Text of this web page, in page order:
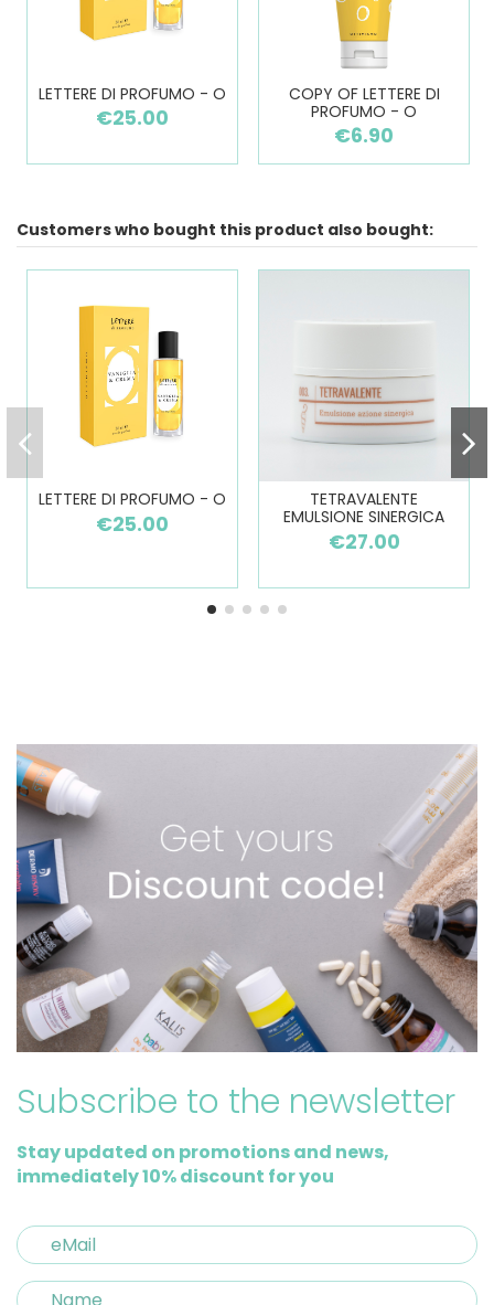
LETTERE DI PROFUMO - O
€25.00
COPY OF LETTERE DI
PROFUMO - O
€6.90
Customers who bought this product also bought:
LETTERE DI PROFUMO - O
€25.00
TETRAVALENTE
EMULSIONE SINERGICA
€27.00
Subscribe to the newsletter
Stay updated on promotions and news,
immediately 10% discount for you